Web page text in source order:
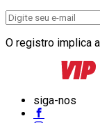
O registro implica
siga-nos